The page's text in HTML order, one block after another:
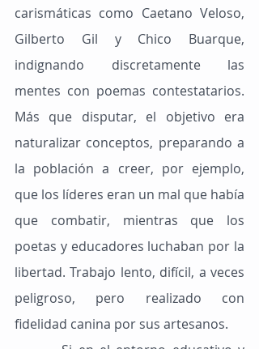
carismáticas como Caetano Veloso,
Gilberto Gil y Chico Buarque,
indignando discretamente las
mentes con poemas contestatarios.
Más que disputar, el objetivo era
naturalizar conceptos, preparando a
la población a creer, por ejemplo,
que los líderes eran un mal que había
que combatir, mientras que los
poetas y educadores luchaban por la
libertad. Trabajo lento, difícil, a veces
peligroso, pero realizado con
fidelidad canina por sus artesanos.